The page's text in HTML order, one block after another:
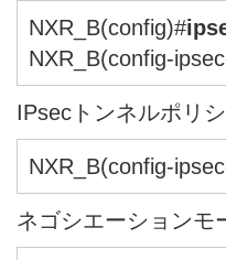
NXR_B(config)#
NXR_B(config-
IPsecトンネルポリ
NXR_B(config-
ネゴシエーションモ